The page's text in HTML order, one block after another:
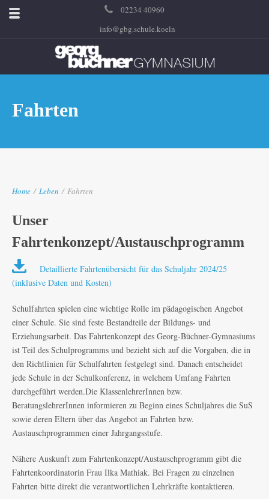
02234 40960
info@gbg.schule.koeln
Fahrten
Home / Leben / Fahrten
Unser
Fahrtenkonzept/Austauschprogramm
Detaillierte Fahrtenübersicht für das Schuljahr 2024/25
(inklusive Daten und Kosten)
Schulfahrten spielen eine wichtige Rolle im pädagogischen Angebot
einer Schule. Sie sind feste Bestandteile der Bildungs- und
Erziehungsarbeit. Das Fahrtenkonzept des Georg-Büchner-Gymnasiums
ist Teil des Schulprogramms und bezieht sich auf die Vorgaben, die in
den Richtlinien für Schulfahrten festgelegt sind. Danach entscheidet
jede Schule in der Schulkonferenz, in welchem Umfang Fahrten
durchgeführt werden.Die KlassenlehrerInnen bzw.
BeratungslehrerInnen informieren zu Beginn eines Schuljahres die SuS
sowie deren Eltern über das Angebot an Fahrten bzw.
Austauschprogrammen einer Jahrgangsstufe.
Nähere Auskunft zum Fahrtenkonzept/Austauschprogramm gibt die
Fahrtenkoordinatorin Frau Ilka Mathiak. Bei Fragen zu einzelnen
Fahrten bitte direkt die verantwortlichen Lehrkräfte kontaktieren.